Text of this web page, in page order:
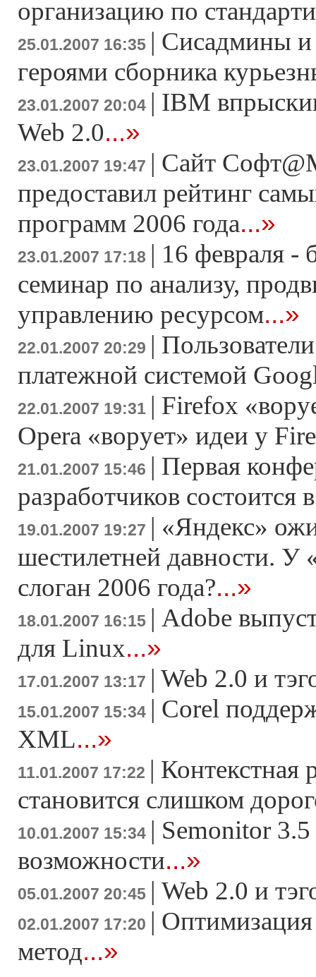
организацию по
25.01.2007 16:35 | Сисадмины и
героями сборника
23.01.2007 20:04 | IBM
Web 2.0...»
23.01.2007 19:47 | Сайт
предоставил рейтинг
программ 2006 года...»
23.01.2007 17:18 | 16 февраля -
семинар по анализу,
управлению ресурсом...»
22.01.2007 20:29 |
платежной системой
22.01.2007 19:31 | Firefox
Opera «ворует» идеи у
21.01.2007 15:46 | Первая
разработчиков состоится
19.01.2007 19:27 | «Яндекс»
шестилетней давности. У
слоган 2006 года?...»
18.01.2007 16:15 | Adobe
для Linux...»
17.01.2007 13:17 | Web 2.0 и
15.01.2007 15:34 | Corel
XML...»
11.01.2007 17:22 | Контекстная
становится слишком
10.01.2007 15:34 | Semonitor
возможности...»
05.01.2007 20:45 | Web 2.0 и
02.01.2007 17:20 | Оптимизация
метод...»